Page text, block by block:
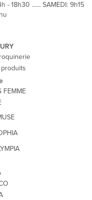
- 18h30 ...... SAMEDI: 9h15
FEMME